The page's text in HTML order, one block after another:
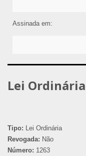
Assinada em:
Lei Ordinária
Tipo: Lei Ordinária
Revogada: Não
Número: 1263